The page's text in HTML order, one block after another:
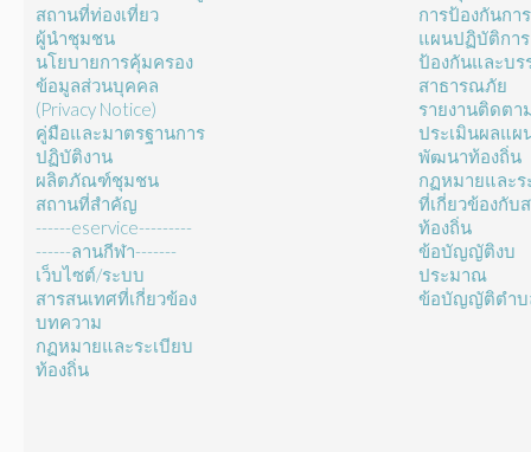
สถานที่ท่องเที่ยว
ผู้นำชุมชน
นโยบายการคุ้มครอง
ข้อมูลส่วนบุคคล
(Privacy Notice)
คู่มือและมาตรฐานการ
ปฏิบัติงาน
ผลิตภัณฑ์ชุมชน
สถานที่สำคัญ
------eservice---------
------ลานกีฬา-------
เว็บไซต์/ระบบ
สารสนเทศที่เกี่ยวข้อง
บทความ
กฏหมายและระเบียบ
ท้องถิ่น
การป้องกันกา
แผนปฏิบัติการ
ป้องกันและบร
สาธารณภัย
รายงานติดตา
ประเมินผลแผ
พัฒนาท้องถิ่น
กฏหมายและร
ที่เกี่ยวข้องกับ
ท้องถิ่น
ข้อบัญญัติงบ
ประมาณ
ข้อบัญญัติตำบ